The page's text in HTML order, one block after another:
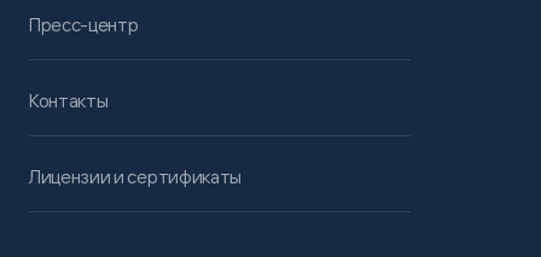
Пресс-центр
Контакты
Лицензии и сертификаты